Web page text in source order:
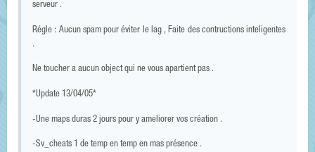
serveur .
Régle : Aucun spam pour éviter le lag , Faite des contructions inteligentes
.
Ne toucher a aucun object qui ne vous apartient pas .
*Update 13/04/05*
-Une maps duras 2 jours pour y ameliorer vos création .
-Sv_cheats 1 de temp en temp en mas présence .